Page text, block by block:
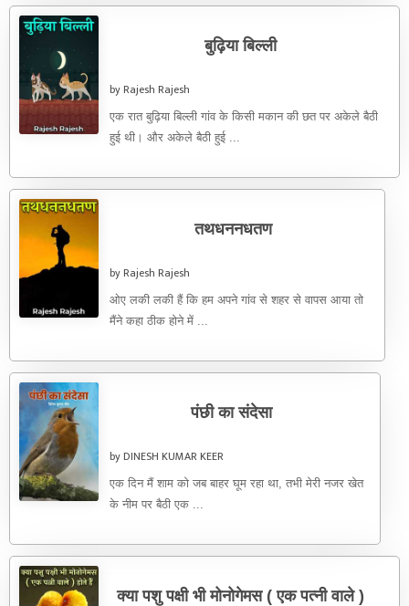
बुढ़िया बिल्ली
by Rajesh Rajesh
एक रात बुढ़िया बिल्ली गांव के किसी मकान की छत पर अकेले बैठी
हुई थी। और अकेले बैठी हुई ...
तथधननधतण
by Rajesh Rajesh
ओए लकी लकी हैं कि हम अपने गांव से शहर से वापस आया तो
मैंने कहा ठीक होने में ...
पंछी का संदेसा
by DINESH KUMAR KEER
एक दिन मैं शाम को जब बाहर घूम रहा था, तभी मेरी नजर खेत
के नीम पर बैठी एक ...
क्या पशु पक्षी भी मोनोगेमस ( एक पत्नी वाले )